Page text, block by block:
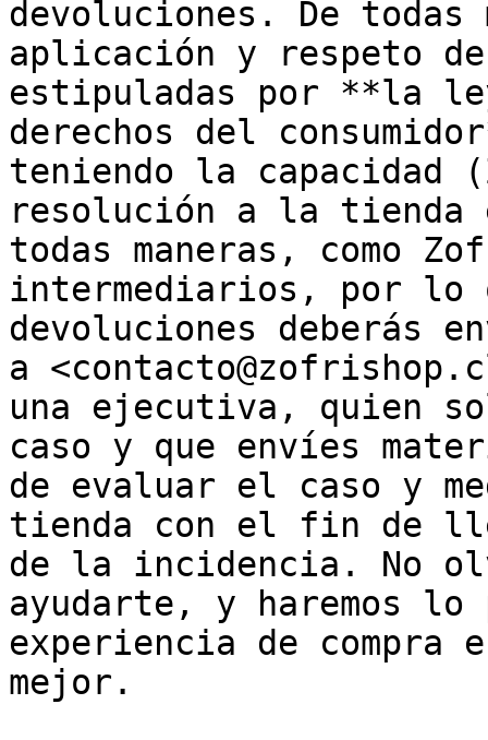
devoluciones. De todas
aplicación y respeto de
estipuladas por **la
derechos del
teniendo la capacidad
resolución a la tienda
todas maneras, como
intermediarios, por lo
devoluciones deberás
a
una ejecutiva, quien
caso y que envíes
de evaluar el caso y
tienda con el fin de
de la incidencia. No
ayudarte, y haremos
experiencia de compra
mejor.